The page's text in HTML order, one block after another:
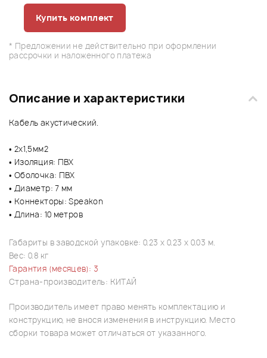
Купить комплект
* Предложении не действительно при оформлении
рассрочки и наложенного платежа
Описание и характеристики
Кабель акустический.
• 2х1,5мм2
• Изоляция: ПВХ
• Оболочка: ПВХ
• Диаметр: 7 мм
• Коннекторы: Speakon
• Длина: 10 метров
Габариты в заводской упаковке: 0.23 x 0.23 x 0.03 м.
Вес: 0.8 кг
Гарантия (месяцев): 3
Страна-производитель: КИТАЙ
Производитель имеет право менять комплектацию и
конструкцию, не внося изменения в инструкцию. Место
сборки товара может отличаться от указанного.